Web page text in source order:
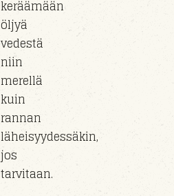
keräämään
öljyä
vedestä
niin
merellä
kuin
rannan
läheisyydessäkin,
jos
tarvitaan.